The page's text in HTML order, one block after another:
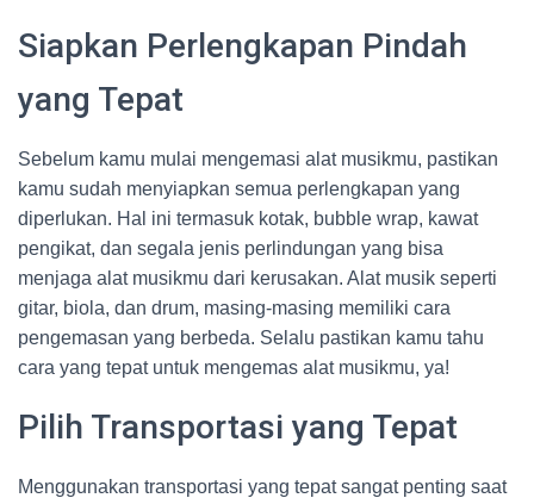
Siapkan Perlengkapan Pindah
yang Tepat
Sebelum kamu mulai mengemasi alat musikmu, pastikan
kamu sudah menyiapkan semua perlengkapan yang
diperlukan. Hal ini termasuk kotak, bubble wrap, kawat
pengikat, dan segala jenis perlindungan yang bisa
menjaga alat musikmu dari kerusakan. Alat musik seperti
gitar, biola, dan drum, masing-masing memiliki cara
pengemasan yang berbeda. Selalu pastikan kamu tahu
cara yang tepat untuk mengemas alat musikmu, ya!
Pilih Transportasi yang Tepat
Menggunakan transportasi yang tepat sangat penting saat